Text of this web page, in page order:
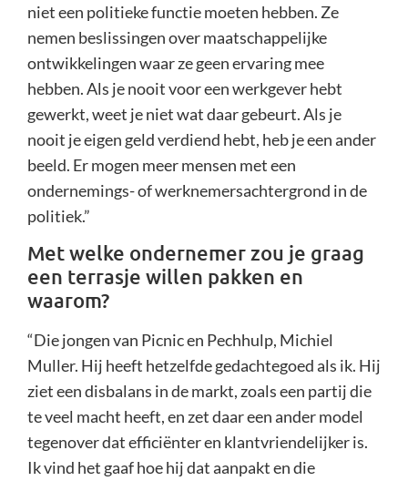
niet een politieke functie moeten hebben. Ze
nemen beslissingen over maatschappelijke
ontwikkelingen waar ze geen ervaring mee
hebben. Als je nooit voor een werkgever hebt
gewerkt, weet je niet wat daar gebeurt. Als je
nooit je eigen geld verdiend hebt, heb je een ander
beeld. Er mogen meer mensen met een
ondernemings- of werknemersachtergrond in de
politiek.”
Met welke ondernemer zou je graag
een terrasje willen pakken en
waarom?
“Die jongen van Picnic en Pechhulp, Michiel
Muller. Hij heeft hetzelfde gedachtegoed als ik. Hij
ziet een disbalans in de markt, zoals een partij die
te veel macht heeft, en zet daar een ander model
tegenover dat efficiënter en klantvriendelijker is.
Ik vind het gaaf hoe hij dat aanpakt en die